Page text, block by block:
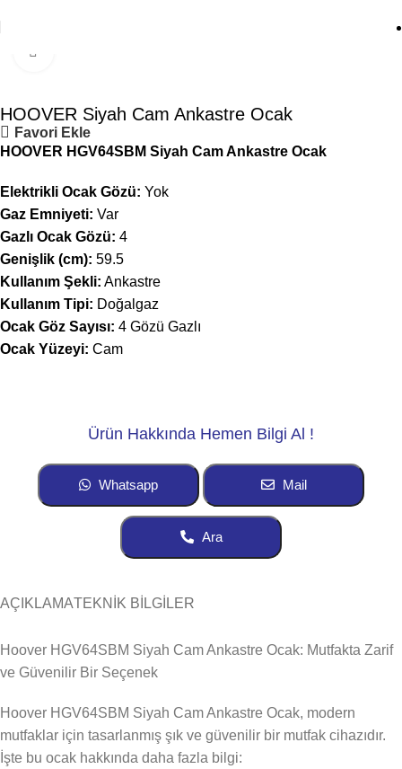
HOOVER Siyah Cam Ankastre Ocak
Favori Ekle
HOOVER HGV64SBM Siyah Cam Ankastre Ocak
Elektrikli Ocak Gözü: Yok
Gaz Emniyeti: Var
Gazlı Ocak Gözü: 4
Genişlik (cm): 59.5
Kullanım Şekli: Ankastre
Kullanım Tipi: Doğalgaz
Ocak Göz Sayısı: 4 Gözü Gazlı
Ocak Yüzeyi: Cam
Ürün Hakkında Hemen Bilgi Al !
Whatsapp Mail
Ara
AÇIKLAMATEKNİK BİLGİLER
Hoover HGV64SBM Siyah Cam Ankastre Ocak: Mutfakta Zarif
ve Güvenilir Bir Seçenek
Hoover HGV64SBM Siyah Cam Ankastre Ocak, modern
mutfaklar için tasarlanmış şık ve güvenilir bir mutfak cihazıdır.
İşte bu ocak hakkında daha fazla bilgi: